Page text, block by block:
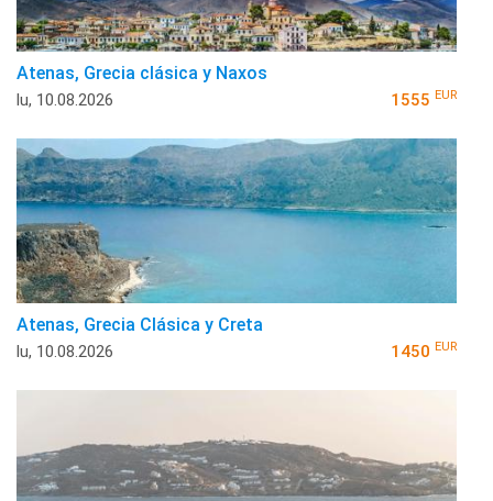
Atenas, Grecia clásica y Naxos
lu, 10.08.2026 1555 EUR
Atenas, Grecia Clásica y Creta
lu, 10.08.2026 1450 EUR